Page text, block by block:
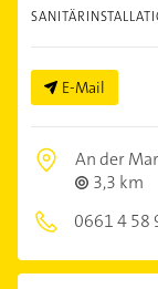
E-Mail
An der
3,3 km
0661 4 58